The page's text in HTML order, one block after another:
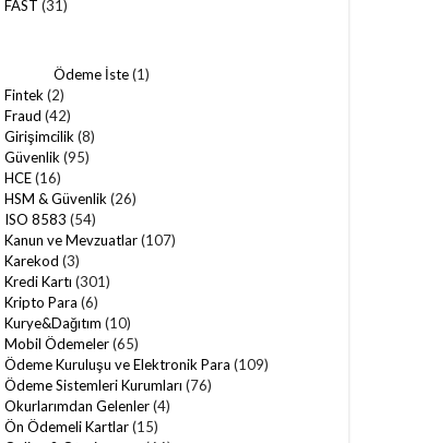
FAST (31)
Ödeme İste(1)
Fintek (2)
Fraud (42)
Girişimcilik (8)
Güvenlik (95)
HCE(16)
HSM & Güvenlik (26)
ISO 8583 (54)
Kanun ve Mevzuatlar(107)
Karekod (3)
Kredi Kartı (301)
Kripto Para (6)
Kurye&Dağıtım (10)
Mobil Ödemeler(65)
Ödeme Kuruluşu ve Elektronik Para (109)
Ödeme Sistemleri Kurumları (76)
Okurlarımdan Gelenler(4)
Ön Ödemeli Kartlar(15)